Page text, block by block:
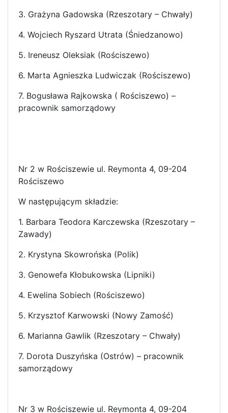
3. Grażyna Gadowska (Rzeszotary – Chwały)
4. Wojciech Ryszard Utrata (Śniedzanowo)
5. Ireneusz Oleksiak (Rościszewo)
6. Marta Agnieszka Ludwiczak (Rościszewo)
7. Bogusława Rajkowska ( Rościszewo) –
pracownik samorządowy
Nr 2 w Rościszewie ul. Reymonta 4, 09-204
Rościszewo
W następującym składzie:
1. Barbara Teodora Karczewska (Rzeszotary –
Zawady)
2. Krystyna Skowrońska (Polik)
3. Genowefa Kłobukowska (Lipniki)
4. Ewelina Sobiech (Rościszewo)
5. Krzysztof Karwowski (Nowy Zamość)
6. Marianna Gawlik (Rzeszotary – Chwały)
7. Dorota Duszyńska (Ostrów) – pracownik
samorządowy
Nr 3 w Rościszewie ul. Reymonta 4, 09-204